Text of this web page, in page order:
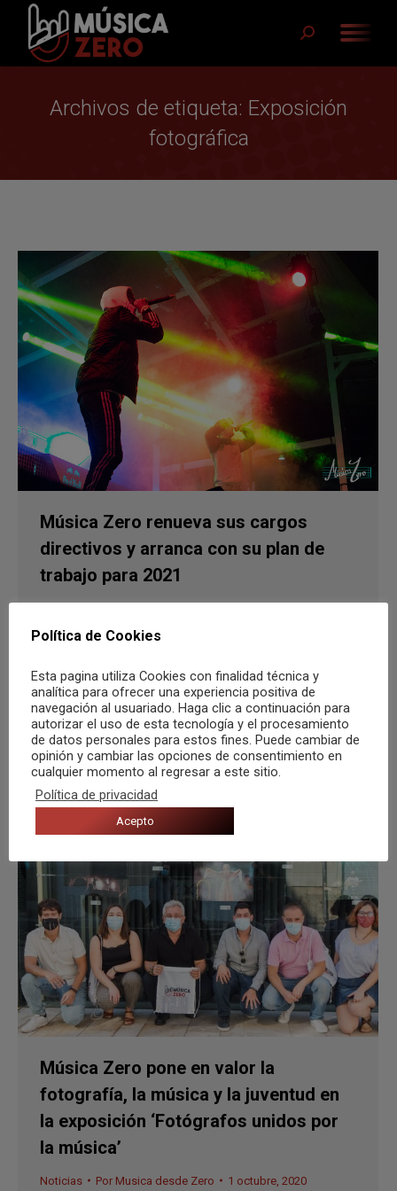
Buscar:
Archivos de etiqueta: Exposición
fotográfica
Música Zero renueva sus cargos
directivos y arranca con su plan de
trabajo para 2021
La asociación juvenil ha ejecutado el 90% de su
coronavirus, que obligó a buscar alternativas
telemáticas para sus actividades
Música Zero pone en valor la
fotografía, la música y la juventud en
la exposición ‘Fotógrafos unidos por
la música’
Noticias Por Musica desde Zero 1 octubre, 2020
Política de Cookies
Esta pagina utiliza Cookies con finalidad técnica y
analítica para ofrecer una experiencia positiva de
navegación al usuariado. Haga clic a continuación para
autorizar el uso de esta tecnología y el procesamiento
de datos personales para estos fines. Puede cambiar de
opinión y cambiar las opciones de consentimiento en
cualquier momento al regresar a este sitio.
Política de privacidad
Acepto